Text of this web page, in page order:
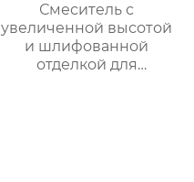
Смеситель с
увеличенной высотой
и шлифованной
отделкой для